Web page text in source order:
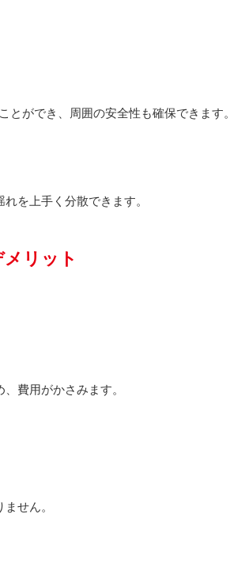
ができ、周囲の安全性も確保できます。
を上手く分散できます。
リット
費用がかさみます。
せん。